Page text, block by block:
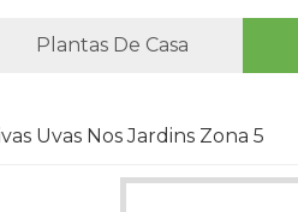
Plantas De Casa
Uvas Nos Jardins Zona 5